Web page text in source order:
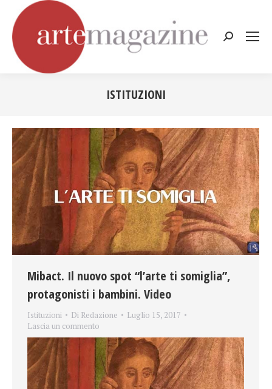
Cerca:
ISTITUZIONI
Mibact. Il nuovo spot “l’arte ti somiglia”,
protagonisti i bambini. Video
Istituzioni Di Redazione
Luglio 15, 2017
Lascia un commento